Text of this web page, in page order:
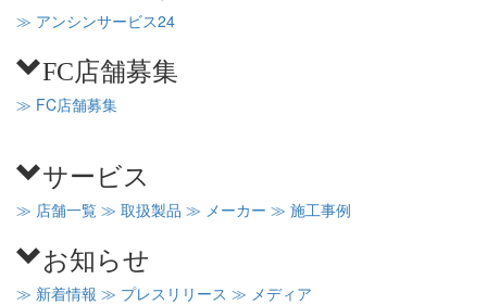
≫ アンシンサービス24
FC店舗募集
≫ FC店舗募集
サービス
≫ 店舗一覧 ≫ 取扱製品 ≫ メーカー ≫ 施工事例
お知らせ
≫ 新着情報 ≫ プレスリリース ≫ メディア